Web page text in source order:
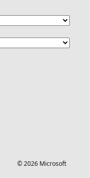
© 2026 Microsoft